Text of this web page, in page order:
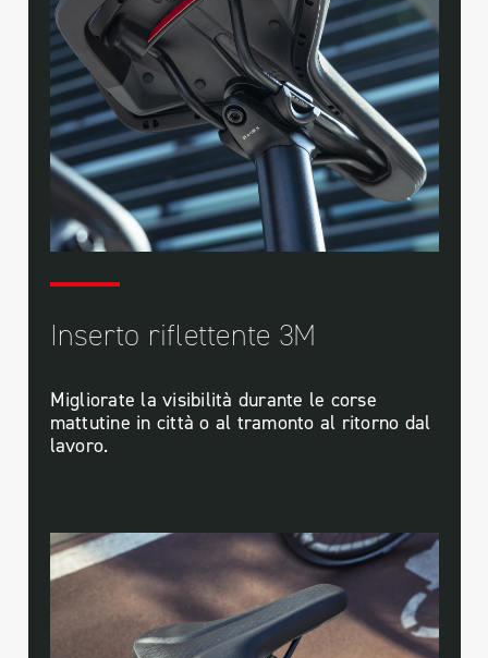
Inserto riflettente 3M
Migliorate la visibilità durante le corse
mattutine in città o al tramonto al ritorno dal
lavoro.